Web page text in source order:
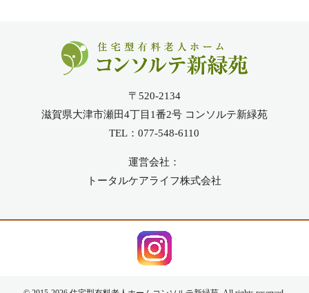
〒520-2134
滋賀県大津市瀬田4丁目1番2号 コンソルテ新緑苑
TEL：077-548-6110
運営会社：
トータルケアライフ株式会社